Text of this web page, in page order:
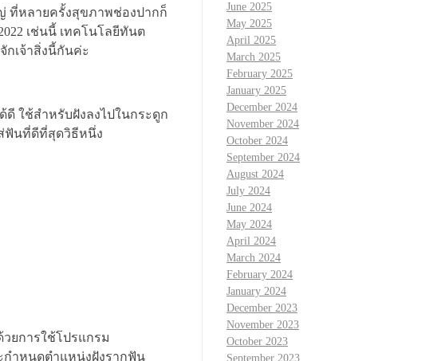
ที่หลายครั้งสุขภาพช่องปากก็
เช่นนี้ เทคโนโลยีทันต
กเจ้าสิ่งนี้กันค่ะ
ใช้สำหรับฝังลงไปในกระดูก
ฟันที่ดีที่สุดวิธีหนึ่ง
วยการใช้โปรแกรม
กำหนดตำแหน่งฝังรากฟัน
June 2025
May 2025
April 2025
March 2025
February 2025
January 2025
December 2024
November 2024
October 2024
September 2024
August 2024
July 2024
June 2024
May 2024
April 2024
March 2024
February 2024
January 2024
December 2023
November 2023
October 2023
September 2023